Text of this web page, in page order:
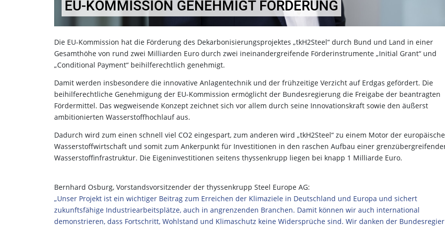
EU-KOMMISSION GENEHMIGT FÖRDERUNG
Die EU-Kommission hat die Förderung des Dekarbonisierungsprojektes „tkH2Steel“ durch Bund und Land in einer
Gesamthöhe von rund zwei Milliarden Euro durch zwei ineinandergreifende Förderinstrumente „Initial Grant“ und
„Conditional Payment“ beihilferechtlich genehmigt.
Damit werden insbesondere die innovative Anlagentechnik und der frühzeitige Verzicht auf Erdgas gefördert. Die
beihilferechtliche Genehmigung der EU-Kommission ermöglicht der Bundesregierung die Freigabe der beantragten
Fördermittel. Das wegweisende Konzept zeichnet sich vor allem durch seine Innovationskraft sowie den äußerst
ambitionierten Wasserstoffhochlauf aus.
Dadurch wird zum einen schnell viel CO2 eingespart, zum anderen wird „tkH2Steel“ zu einem Motor der
Wasserstoffwirtschaft und somit zum Ankerpunkt für Investitionen in den raschen Aufbau einer
Wasserstoffinfrastruktur. Die Eigeninvestitionen seitens thyssenkrupp liegen bei knapp 1 Milliarde Euro.
Bernhard Osburg, Vorstandsvorsitzender der thyssenkrupp Steel Europe AG:
„Unser Projekt ist ein wichtiger Beitrag zum Erreichen der Klimaziele in Deutschland und Europa und sichert
zukunftsfähige Industriearbeitsplätze, auch in angrenzenden Branchen. Damit können wir auch international
demonstrieren, dass Fortschritt, Wohlstand und Klimaschutz keine Widersprüche sind. Wir danken der